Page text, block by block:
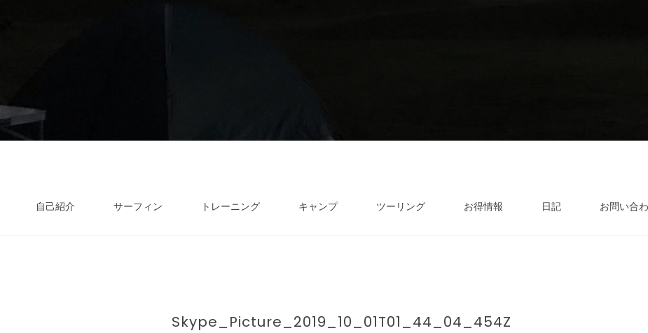
自己紹介 サーフィン トレーニング キャンプ ツーリング お得情報 日記 お問い合
Skype_Picture_2019_10_01T01_44_04_454Z